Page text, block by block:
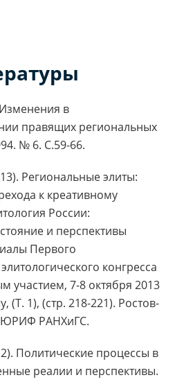
в
правящих региональных
№ 6. С.59-66.
Региональные элиты:
к креативному
России:
и перспективы
Первого
конгресса
участием, 7-8 октября 2013
(Т. 1), (стр. 218-221). Ростов-
ЮРИФ РАНХиГС.
Политические процессы в
реалии и перспективы.